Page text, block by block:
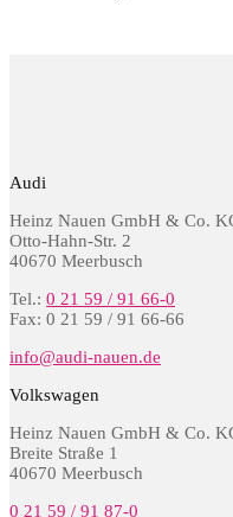
Audi
Heinz Nauen GmbH & Co.
Otto-Hahn-Str. 2
40670 Meerbusch
Tel.: 0 21 59 / 91 66-0
Fax: 0 21 59 / 91 66-66
info@audi-nauen.de
Volkswagen
Heinz Nauen GmbH & Co.
Breite Straße 1
40670 Meerbusch
0 21 59 / 91 87-0